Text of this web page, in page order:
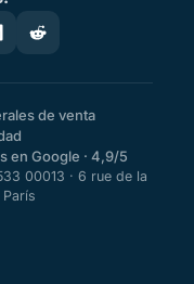
de venta
en Google · 4,9/5
00013 · 6 rue de la